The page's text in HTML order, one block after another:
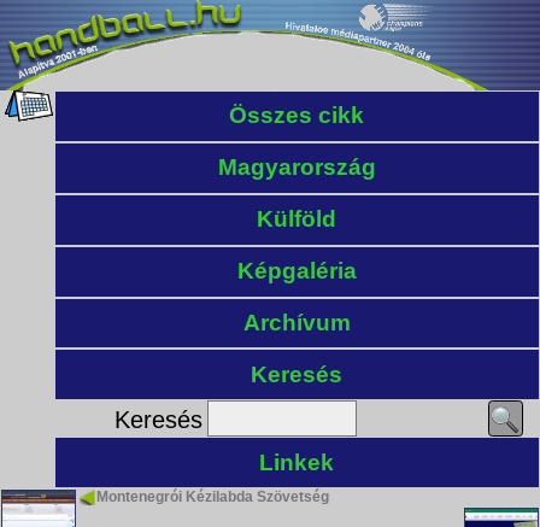
Összes cikk
Magyarország
Külföld
Képgaléria
Archívum
Keresés
Keresés
Linkek
Montenegrói Kézilabda Szövetség